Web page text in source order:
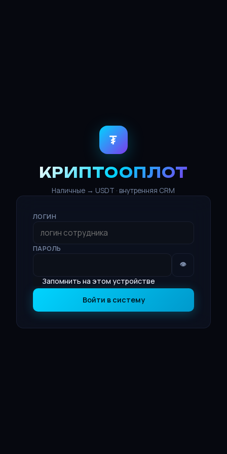
₮
КРИПТООПЛОТ
Наличные → USDT · внутренняя CRM
ЛОГИН
ПАРОЛЬ
👁
Запомнить на этом устройстве
Войти в систему